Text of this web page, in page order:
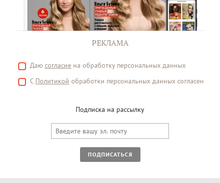
РЕКЛАМА
Даю согласие на обработку персональных данных
С Политикой обработки персональных данных согласен
Подписка на рассылку
ПОДПИСАТЬСЯ